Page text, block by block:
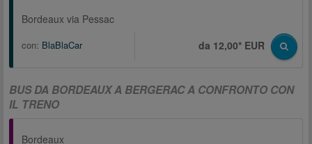
Bordeaux via Pessac
con: BlaBlaCar da 12,00* EUR
BUS DA BORDEAUX A BERGERAC A CONFRONTO CON
IL TRENO
Bordeaux